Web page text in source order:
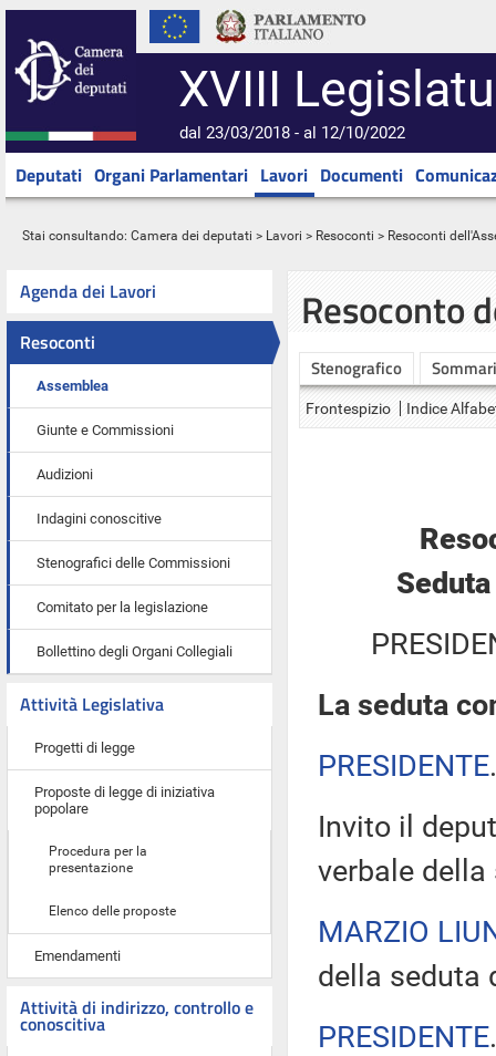
XVIII
dal 23/03/2018 - al 12/10/2022
Deputati Organi Parlamentari Lavori Documenti
Stai consultando: Camera dei deputati > Lavori > Resoconti > Resoconti
Agenda dei Lavori
Resoconti
Assemblea
Giunte e Commissioni
Audizioni
Indagini conoscitive
Stenografici delle Commissioni
Comitato per la legislazione
Bollettino degli Organi Collegiali
Attività Legislativa
Progetti di legge
Proposte di legge di iniziativa
popolare
Procedura per la
presentazione
Elenco delle proposte
Emendamenti
Attività di indirizzo, controllo e
conoscitiva
Resoconto
Stenografico
Frontespizio Indice
La seduta
PRESIDENTE
Invito il
verbale della
MARZIO
della seduta
PRESIDENTE